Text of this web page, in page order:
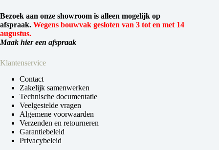
Bezoek aan onze showroom is alleen mogelijk op
afspraak. Wegens bouwvak gesloten van 3 tot en met 14
augustus.
Maak hier een afspraak
Klantenservice
Contact
Zakelijk samenwerken
Technische documentatie
Veelgestelde vragen
Algemene voorwaarden
Verzenden en retourneren
Garantiebeleid
Privacybeleid